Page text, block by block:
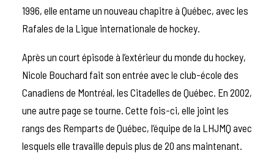
1996, elle entame un nouveau chapitre à Québec, avec les
Rafales de la Ligue internationale de hockey.
Après un court épisode à l’extérieur du monde du hockey,
Nicole Bouchard fait son entrée avec le club-école des
Canadiens de Montréal, les Citadelles de Québec. En 2002,
une autre page se tourne. Cette fois-ci, elle joint les
rangs des Remparts de Québec, l’équipe de la LHJMQ avec
lesquels elle travaille depuis plus de 20 ans maintenant.